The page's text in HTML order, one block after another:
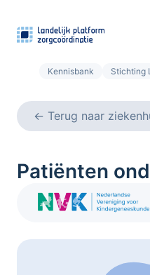
← Terug naar
Patiënten
Kennisbank Stichting